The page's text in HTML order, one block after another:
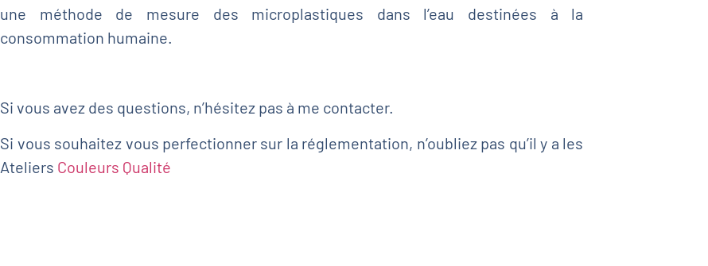
une méthode de mesure des microplastiques dans l’eau destinées à la
consommation humaine.
Si vous avez des questions, n’hésitez pas à me contacter.
Si vous souhaitez vous perfectionner sur la réglementation, n’oubliez pas qu’il y a les
Ateliers Couleurs Qualité